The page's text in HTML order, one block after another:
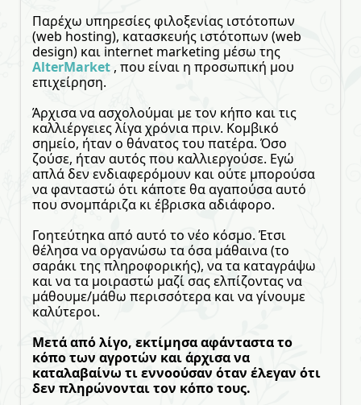
Παρέχω υπηρεσίες φιλοξενίας ιστότοπων
(web hosting), κατασκευής ιστότοπων (web
design) και internet marketing μέσω της
AlterMarket , που είναι η προσωπική μου
επιχείρηση.
Άρχισα να ασχολούμαι με τον κήπο και τις
καλλιέργειες λίγα χρόνια πριν. Κομβικό
σημείο, ήταν ο θάνατος του πατέρα. Όσο
ζούσε, ήταν αυτός που καλλιεργούσε. Εγώ
απλά δεν ενδιαφερόμουν και ούτε μπορούσα
να φανταστώ ότι κάποτε θα αγαπούσα αυτό
που σνομπάριζα κι έβρισκα αδιάφορο.
Γοητεύτηκα από αυτό το νέο κόσμο. Έτσι
θέλησα να οργανώσω τα όσα μάθαινα (το
σαράκι της πληροφορικής), να τα καταγράψω
και να τα μοιραστώ μαζί σας ελπίζοντας να
μάθουμε/μάθω περισσότερα και να γίνουμε
καλύτεροι.
Μετά από λίγο, εκτίμησα αφάνταστα το
κόπο των αγροτών και άρχισα να
καταλαβαίνω τι εννοούσαν όταν έλεγαν ότι
δεν πληρώνονται τον κόπο τους.